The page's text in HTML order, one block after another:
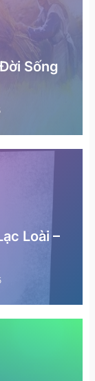
Sống
Loài –